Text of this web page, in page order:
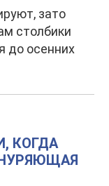
зато
столбики
до осенних
КОГДА